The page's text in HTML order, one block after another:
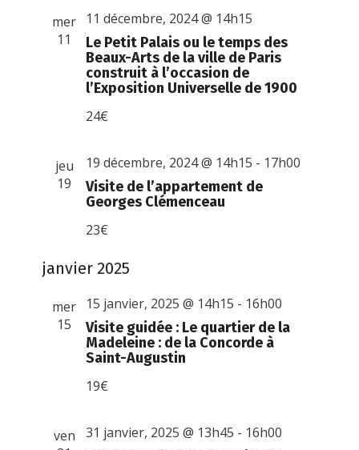
mer
11
Le Petit Palais ou le temps des
Beaux-Arts de la ville de Paris
construit à l’occasion de
l’Exposition Universelle de 1900
11 décembre, 2024 @ 14h15
24€
jeu
19
Visite de l’appartement de
Georges Clémenceau
19 décembre, 2024 @ 14h15 - 17h00
23€
janvier 2025
mer
15
Visite guidée : Le quartier de la
Madeleine : de la Concorde à
Saint-Augustin
15 janvier, 2025 @ 14h15 - 16h00
19€
ven
31 janvier, 2025 @ 13h45 - 16h00